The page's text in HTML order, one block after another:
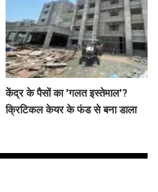
केंद्र के पैसों का 'गलत इस्तेमाल'?
क्रिटिकल केयर के फंड से बना डाला